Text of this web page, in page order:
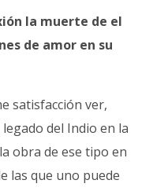
la muerte de el
de amor en su
satisfacción ver,
del Indio en la
obra de ese tipo en
las que uno puede